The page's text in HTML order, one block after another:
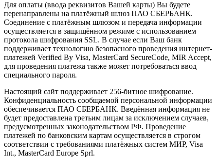
Для оплаты (ввода реквизитов Вашей карты) Вы будете
перенаправлены на платёжный шлюз ПАО СБЕРБАНК.
Соединение с платёжным шлюзом и передача информации
осуществляется в защищённом режиме с использованием
протокола шифрования SSL. В случае если Ваш банк
поддерживает технологию безопасного проведения интернет-
платежей Verified By Visa, MasterCard SecureCode, MIR Accept,
для проведения платежа также может потребоваться ввод
специального пароля.
Настоящий сайт поддерживает 256-битное шифрование.
Конфиденциальность сообщаемой персональной информации
обеспечивается ПАО СБЕРБАНК. Введённая информация не
будет предоставлена третьим лицам за исключением случаев,
предусмотренных законодательством РФ. Проведение
платежей по банковским картам осуществляется в строгом
соответствии с требованиями платёжных систем МИР, Visa
Int., MasterCard Europe Sprl.